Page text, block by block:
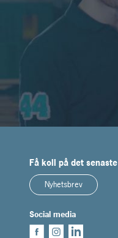
Få koll på det senaste
Nyhetsbrev
Social media